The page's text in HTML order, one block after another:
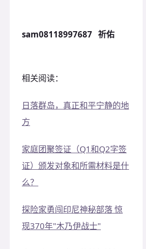
sam08118997687 祈佑
相关阅读：
日落群岛，真正和平宁静的地
方
家庭团聚签证（Q1和Q2字签
证）颁发对象和所需材料是什
么？
探险家勇闯印尼神秘部落 惊
现370年"木乃伊战士"